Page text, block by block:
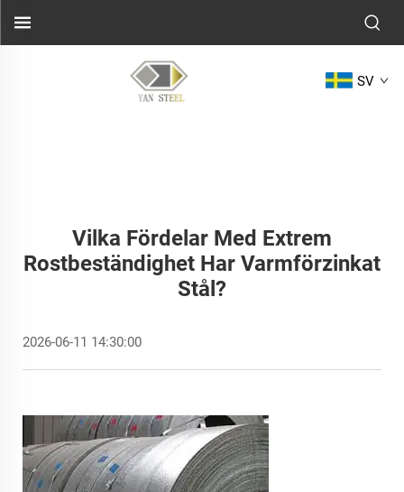
SV
Vilka Fördelar Med Extrem
Rostbeständighet Har Varmförzinkat
Stål?
2026-06-11 14:30:00